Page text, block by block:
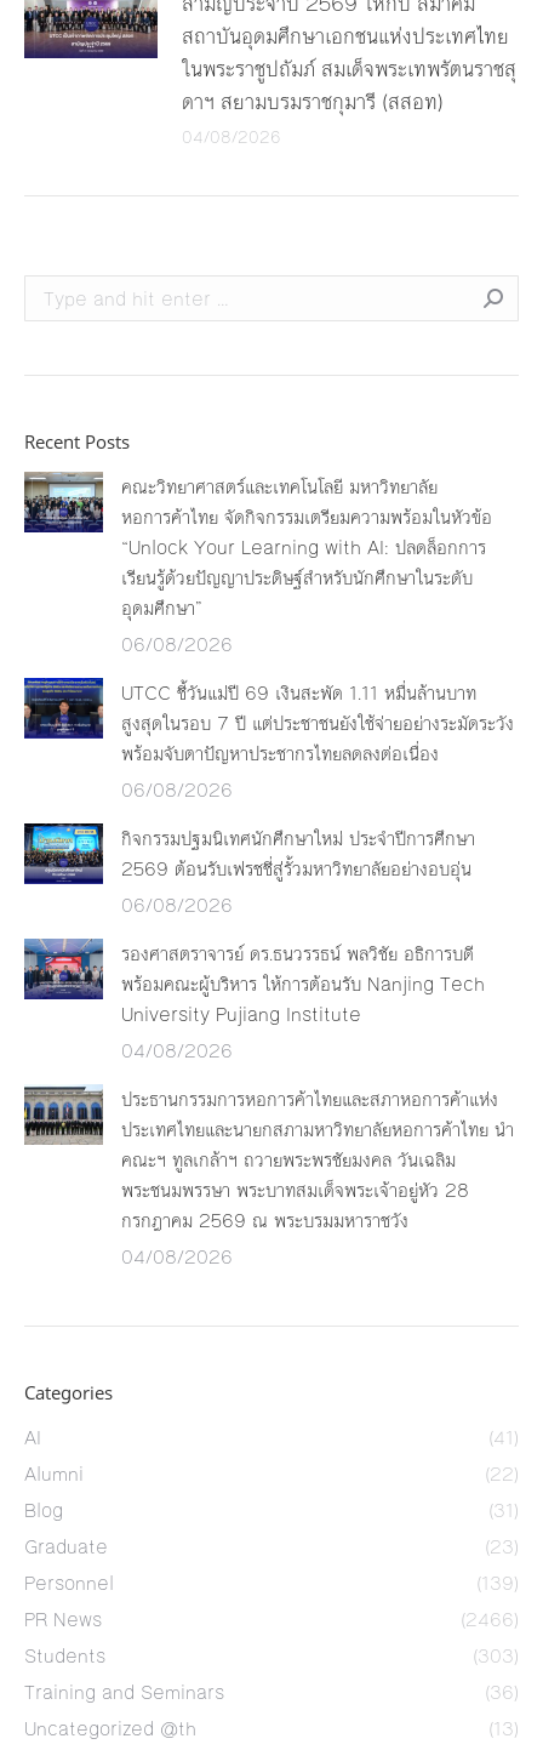
สถาบันอุดมศึกษาเอกชนแห่งประเทศไทย
ในพระราชูปถัมภ์ สมเด็จพระเทพรัตนราชสุ
ดาฯ สยามบรมราชกุมารี (สสอท)
04/08/2026
Search:
Recent Posts
คณะวิทยาศาสตร์และเทคโนโลยี มหาวิทยาลัย
หอการค้าไทย จัดกิจกรรมเตรียมความพร้อมในหัวข้อ
“Unlock Your Learning with AI: ปลดล็อกการ
เรียนรู้ด้วยปัญญาประดิษฐ์สำหรับนักศึกษาในระดับ
อุดมศึกษา”
06/08/2026
UTCC ชี้วันแม่ปี 69 เงินสะพัด 1.11 หมื่นล้านบาท
สูงสุดในรอบ 7 ปี แต่ประชาชนยังใช้จ่ายอย่างระมัดระวัง
พร้อมจับตาปัญหาประชากรไทยลดลงต่อเนื่อง
06/08/2026
กิจกรรมปฐมนิเทศนักศึกษาใหม่ ประจำปีการศึกษา
2569 ต้อนรับเฟรชชี่สู่รั้วมหาวิทยาลัยอย่างอบอุ่น
06/08/2026
รองศาสตราจารย์ ดร.ธนวรรธน์ พลวิชัย อธิการบดี
พร้อมคณะผู้บริหาร ให้การต้อนรับ Nanjing Tech
University Pujiang Institute
04/08/2026
ประธานกรรมการหอการค้าไทยและสภาหอการค้าแห่ง
ประเทศไทยและนายกสภามหาวิทยาลัยหอการค้าไทย นำ
คณะฯ ทูลเกล้าฯ ถวายพระพรชัยมงคล วันเฉลิม
พระชนมพรรษา พระบาทสมเด็จพระเจ้าอยู่หัว 28
กรกฎาคม 2569 ณ พระบรมมหาราชวัง
04/08/2026
Categories
AI
(41)
Alumni
(22)
Blog
(31)
Graduate
(23)
Personnel
(139)
PR News
(2466)
Students
(303)
Training and Seminars
(36)
Uncategorized @th
(13)